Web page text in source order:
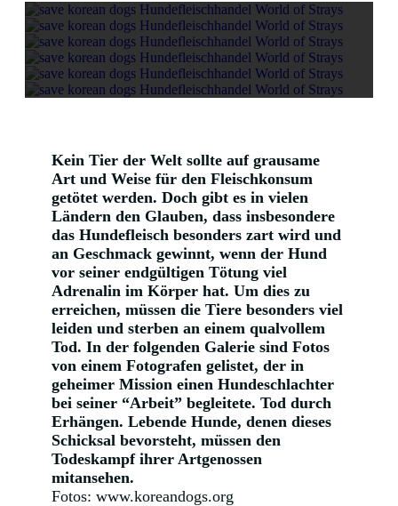
Kein Tier der Welt sollte auf grausame
Art und Weise für den Fleischkonsum
getötet werden. Doch gibt es in vielen
Ländern den Glauben, dass insbesondere
das Hundefleisch besonders zart wird und
an Geschmack gewinnt, wenn der Hund
vor seiner endgültigen Tötung viel
Adrenalin im Körper hat. Um dies zu
erreichen, müssen die Tiere besonders viel
leiden und sterben an einem qualvollem
Tod. In der folgenden Galerie sind Fotos
von einem Fotografen gelistet, der in
geheimer Mission einen Hundeschlachter
bei seiner “Arbeit” begleitete. Tod durch
Erhängen. Lebende Hunde, denen dieses
Schicksal bevorsteht, müssen den
Todeskampf ihrer Artgenossen
mitansehen.
Fotos: www.koreandogs.org